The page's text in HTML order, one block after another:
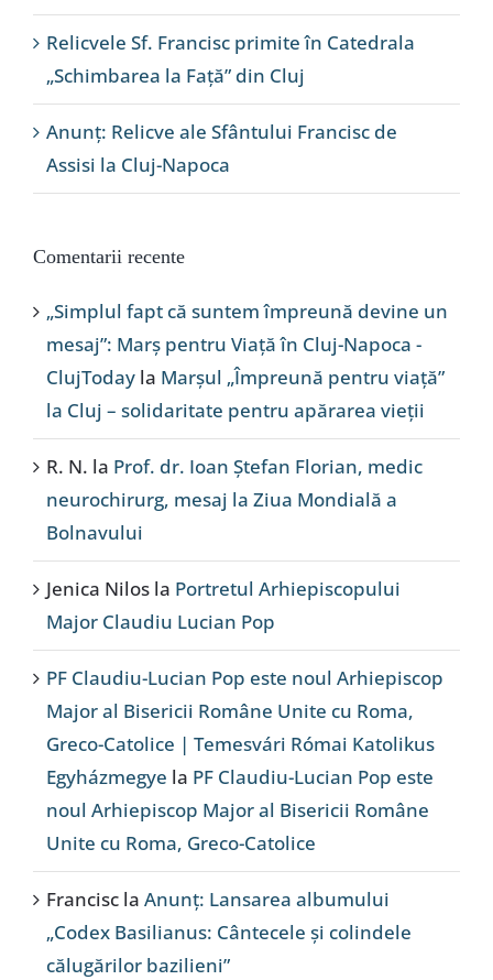
Relicvele Sf. Francisc primite în Catedrala
„Schimbarea la Față” din Cluj
Anunț: Relicve ale Sfântului Francisc de
Assisi la Cluj-Napoca
Comentarii recente
„Simplul fapt că suntem împreună devine un
mesaj”: Marș pentru Viață în Cluj-Napoca -
ClujToday la Marșul „Împreună pentru viață”
la Cluj – solidaritate pentru apărarea vieții
R. N. la Prof. dr. Ioan Ștefan Florian, medic
neurochirurg, mesaj la Ziua Mondială a
Bolnavului
Jenica Nilos la Portretul Arhiepiscopului
Major Claudiu Lucian Pop
PF Claudiu-Lucian Pop este noul Arhiepiscop
Major al Bisericii Române Unite cu Roma,
Greco-Catolice | Temesvári Római Katolikus
Egyházmegye la PF Claudiu-Lucian Pop este
noul Arhiepiscop Major al Bisericii Române
Unite cu Roma, Greco-Catolice
Francisc la Anunț: Lansarea albumului
„Codex Basilianus: Cântecele și colindele
călugărilor bazilieni”